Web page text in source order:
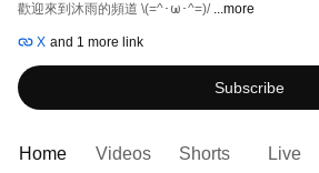
歡迎來到沐雨的頻道 \(=^･ω･^=)/ ...more
X and 1 more link
Subscribe
Home Videos Shorts Live